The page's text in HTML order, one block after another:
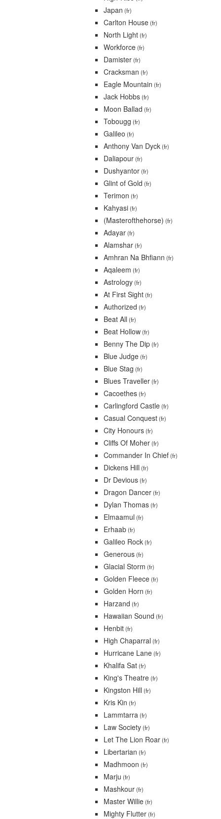
Japan (fr)
Carlton House(fr)
North Light(fr)
Workforce(fr)
Damister(fr)
Cracksman (fr)
Eagle Mountain (fr)
Jack Hobbs(fr)
Moon Ballad (fr)
Tobougg (fr)
Galileo (fr)
Anthony Van Dyck(fr)
Daliapour(fr)
Dushyantor(fr)
Glint of Gold (fr)
Terimon (fr)
Kahyasi(fr)
(Masterofthehorse) (fr)
Adayar(fr)
Alamshar(fr)
Amhran Na Bhfiann (fr)
Aqaleem (fr)
Astrology(fr)
At First Sight(fr)
Authorized (fr)
Beat All (fr)
Beat Hollow(fr)
Benny The Dip(fr)
Blue Judge(fr)
Blue Stag (fr)
Blues Traveller(fr)
Cacoethes(fr)
Carlingford Castle(fr)
Casual Conquest(fr)
City Honours(fr)
Cliffs Of Moher(fr)
Commander In Chief(fr)
Dickens Hill (fr)
Dr Devious(fr)
Dragon Dancer(fr)
Dylan Thomas(fr)
Elmaamul (fr)
Erhaab(fr)
Galileo Rock(fr)
Generous(fr)
Glacial Storm (fr)
Golden Fleece(fr)
Golden Horn (fr)
Harzand (fr)
Hawaiian Sound (fr)
Henbit(fr)
High Chaparral (fr)
Hurricane Lane(fr)
Khalifa Sat(fr)
King's Theatre(fr)
Kingston Hill (fr)
Kris Kin (fr)
Lammtarra(fr)
Law Society(fr)
Let The Lion Roar(fr)
Libertarian (fr)
Madhmoon (fr)
Marju (fr)
Mashkour(fr)
Master Willie(fr)
Mighty Flutter(fr)